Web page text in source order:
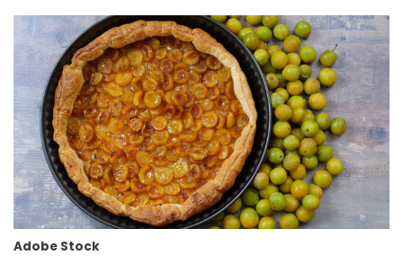
Adobe Stock